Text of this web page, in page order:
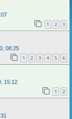
1 2 3
08:25
1 2 3 4 5 6
15:12
1 2